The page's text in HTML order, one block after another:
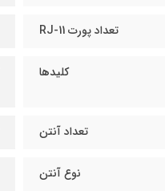
تعداد پورت RJ-11
کلیدها
تعداد آنتن
نوع آنتن